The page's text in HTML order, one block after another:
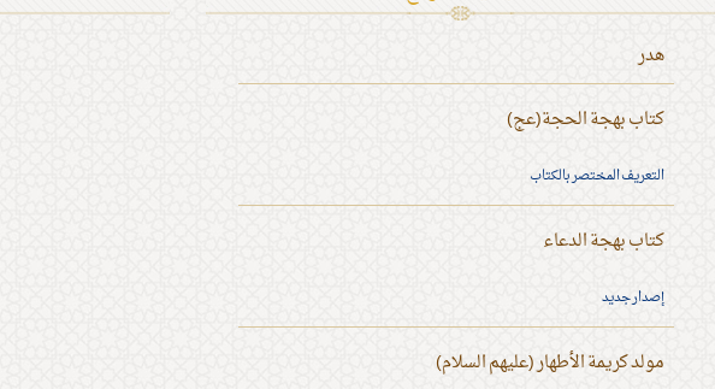
هدر
كتاب بهجة الحجة(عج)
التعريف المختصر بالكتاب
كتاب بهجة الدعاء
إصدار جديد
مولد كريمة الأطهار (عليهم السلام)